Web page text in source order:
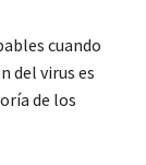
cuando
del virus es
de los